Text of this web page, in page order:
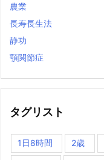
農業
長寿長生法
静功
顎関節症
タグリスト
1日8時間 2歳